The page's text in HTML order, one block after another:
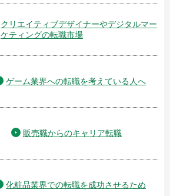
クリエイティブデザイナーやデジタルマー
ケティングの転職市場
ゲーム業界への転職を考えている人へ
販売職からのキャリア転職
化粧品業界での転職を成功させるため